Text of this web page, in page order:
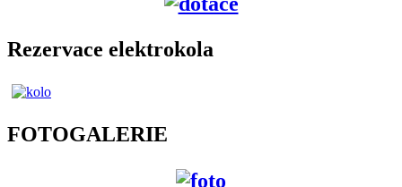
Rezervace elektrokola
FOTOGALERIE